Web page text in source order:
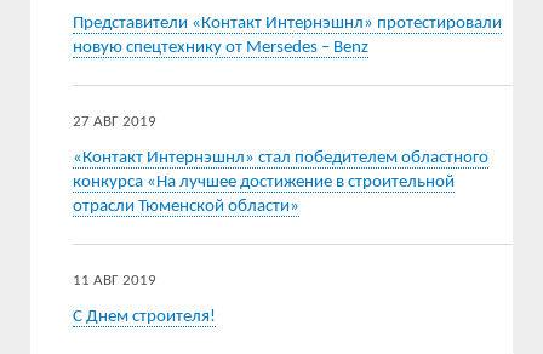
Представители «Контакт Интернэшнл» протестировали
новую спецтехнику от Mersedes – Benz
27 АВГ 2019
«Контакт Интернэшнл» стал победителем областного
конкурса «На лучшее достижение в строительной
отрасли Тюменской области»
11 АВГ 2019
С Днем строителя!